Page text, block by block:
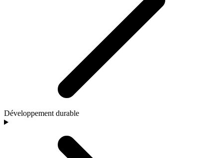
Développement durable